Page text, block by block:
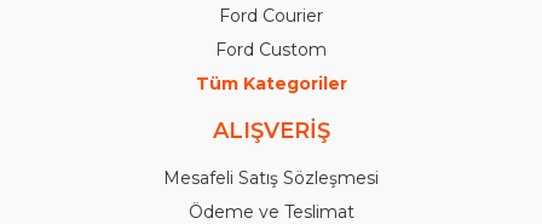
Ford Courier
Ford Custom
Tüm Kategoriler
ALIŞVERİŞ
Mesafeli Satış Sözleşmesi
Ödeme ve Teslimat